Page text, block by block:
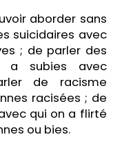
aborder sans
suicidaires avec
; de parler des
a subies avec
de racisme
racisées ; de
qui on a flirté
ou bies.